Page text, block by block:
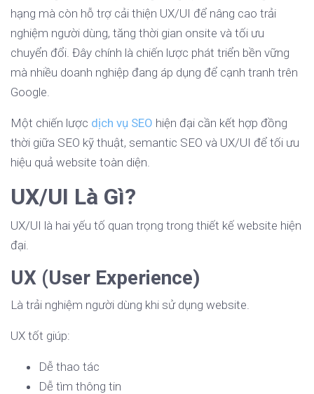
hạng mà còn hỗ trợ cải thiện UX/UI để nâng cao trải
nghiệm người dùng, tăng thời gian onsite và tối ưu
chuyển đổi. Đây chính là chiến lược phát triển bền vững
mà nhiều doanh nghiệp đang áp dụng để cạnh tranh trên
Google.
Một chiến lược dịch vụ SEO hiện đại cần kết hợp đồng
thời giữa SEO kỹ thuật, semantic SEO và UX/UI để tối ưu
hiệu quả website toàn diện.
UX/UI Là Gì?
UX/UI là hai yếu tố quan trọng trong thiết kế website hiện
đại.
UX (User Experience)
Là trải nghiệm người dùng khi sử dụng website.
UX tốt giúp:
Dễ thao tác
Dễ tìm thông tin